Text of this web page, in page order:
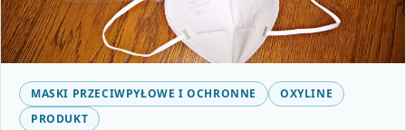
MASKI PRZECIWPYŁOWE I OCHRONNE
OXYLINE
PRODUKT